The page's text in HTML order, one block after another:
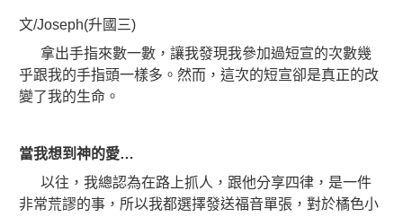
文/Joseph(升國三)
拿出手指來數一數，讓我發現我參加過短宣的次數幾
乎跟我的手指頭一樣多。然而，這次的短宣卻是真正的改
變了我的生命。
當我想到神的愛…
以往，我總認為在路上抓人，跟他分享四律，是一件
非常荒謬的事，所以我都選擇發送福音單張，對於橘色小